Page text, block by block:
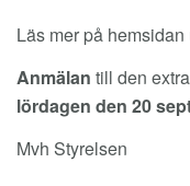
Läs mer på
Anmälan till den
lördagen den 20
Mvh Styrelsen